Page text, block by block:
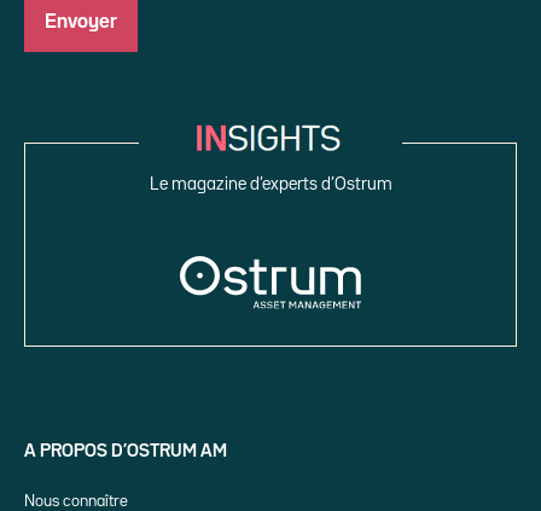
Le magazine d’experts d’Ostrum
A PROPOS D’OSTRUM AM
Nous connaître